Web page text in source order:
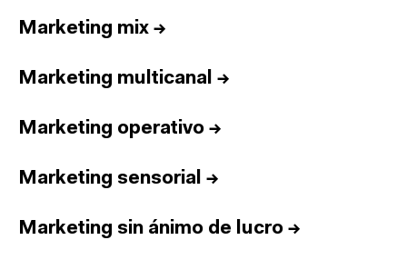
Marketing mix →
Marketing multicanal →
Marketing operativo →
Marketing sensorial →
Marketing sin ánimo de lucro →